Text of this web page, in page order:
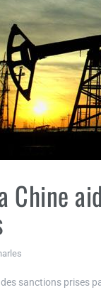
Chine
sanctions prises